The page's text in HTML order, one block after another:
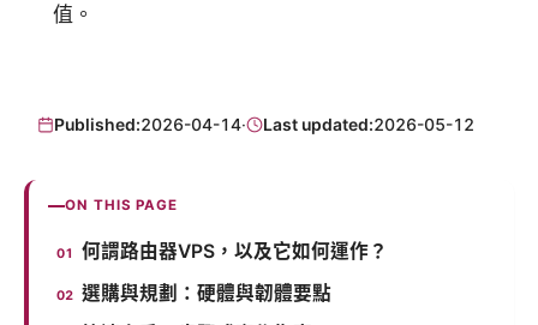
值。
Published:2026-04-14· Last updated:2026-05-12
ON THIS PAGE
何謂路由器VPS，以及它如何運作？
選購與規劃：硬體與韌體要點